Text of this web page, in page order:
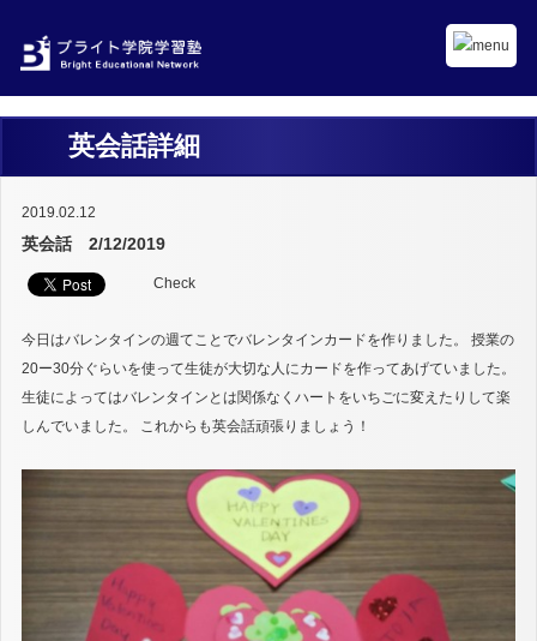
英会話詳細
2019.02.12
英会話 2/12/2019
Check
今日はバレンタインの週てことでバレンタインカードを作りました。 授業の
20ー30分ぐらいを使って生徒が大切な人にカードを作ってあげていました。
生徒によってはバレンタインとは関係なくハートをいちごに変えたりして楽
しんでいました。 これからも英会話頑張りましょう！